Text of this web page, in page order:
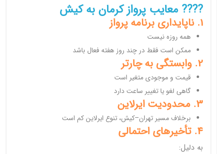
???? معایب پرواز کرمان به کیش
1. ناپایداری برنامه پرواز
همه روزه نیست
ممکن است فقط در چند روز هفته فعال باشد
2. وابستگی به چارتر
قیمت و موجودی متغیر است
گاهی لغو یا تغییر ساعت دارد
3. محدودیت ایرلاین
برخلاف مسیر تهران–کیش، تنوع ایرلاین کم است
4. تأخیرهای احتمالی
به دلیل: